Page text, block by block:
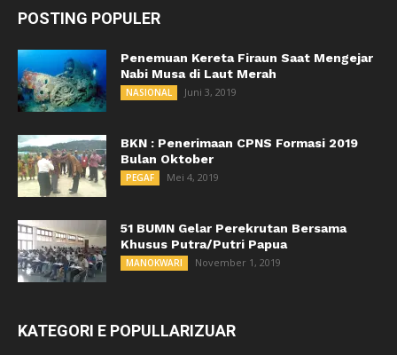
POSTING POPULER
Penemuan Kereta Firaun Saat Mengejar
Nabi Musa di Laut Merah
NASIONAL Juni 3, 2019
BKN : Penerimaan CPNS Formasi 2019
Bulan Oktober
PEGAF Mei 4, 2019
51 BUMN Gelar Perekrutan Bersama
Khusus Putra/Putri Papua
MANOKWARI November 1, 2019
KATEGORI E POPULLARIZUAR